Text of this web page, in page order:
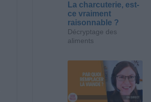
La charcuterie, est-
ce vraiment
raisonnable ?
Décryptage des
aliments